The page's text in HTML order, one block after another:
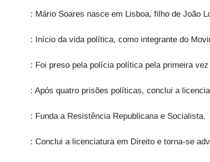
: Mário Soares nasce em Lisboa, filho de João
: Início da vida política, como integrante do
: Foi preso pela polícia política pela primeira
: Após quatro prisões políticas, conclui a
: Funda a Resistência Republicana e Socialista.
: Conclui a licenciatura em Direito e torna-se